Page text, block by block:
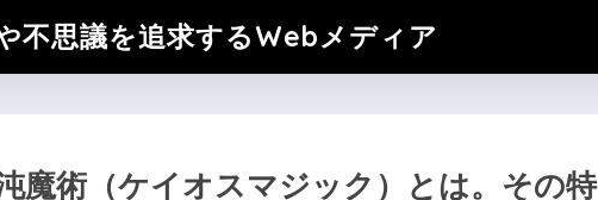
不思議を追求するWebメディア
魔術（ケイオスマジック）とは。その特